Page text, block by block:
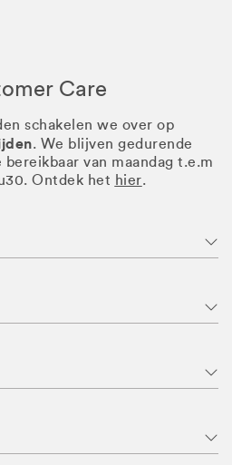
Care
schakelen we over op
. We blijven gedurende
van maandag t.e.m
Ontdek het hier.